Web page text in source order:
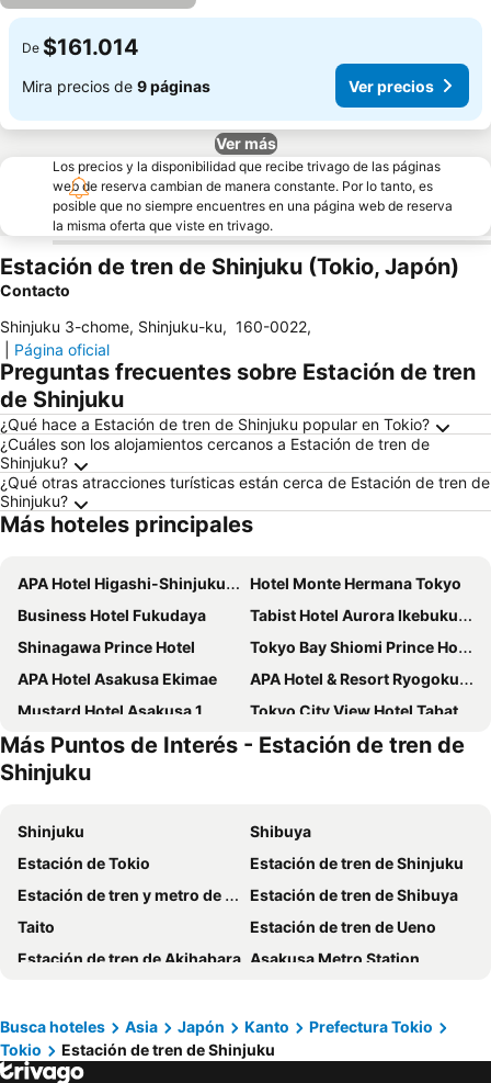
De $161.014
Mira precios de 9 páginas Ver precios
Ver más
Los precios y la disponibilidad que recibe trivago de las páginas
web de reserva cambian de manera constante. Por lo tanto, es
posible que no siempre encuentres en una página web de reserva
la misma oferta que viste en trivago.
Estación de tren de Shinjuku (Tokio, Japón)
Contacto
Shinjuku 3-chome, Shinjuku-ku, 160-0022,
Página oficial
Preguntas frecuentes sobre Estación de tren
de Shinjuku
¿Qué hace a Estación de tren de Shinjuku popular en Tokio?
¿Cuáles son los alojamientos cercanos a Estación de tren de
Shinjuku?
¿Qué otras atracciones turísticas están cerca de Estación de tren de
Shinjuku?
Más hoteles principales
APA Hotel Higashi-Shinjuku Kabukicho
Hotel Monte Hermana Tokyo
Business Hotel Fukudaya
Tabist Hotel Aurora Ikebukuro
Shinagawa Prince Hotel
Tokyo Bay Shiomi Prince Hotel
APA Hotel Asakusa Ekimae
APA Hotel & Resort Ryogoku Ekimae Tower
Mustard Hotel Asakusa 1
Tokyo City View Hotel Tabata Station
Shinjuku Washington Hotel
HOTEL LiVEMAX Shinjuku Kabukicho
Juyoh Hotel
The Royal Park Hotel Tokyo Haneda
Shibuya Tobu Hotel
Sotetsu Fresa Inn Higashi Shinjuku
Shinjuku Granbell Hotel
Premier Hotel Cabin Shinjuku
APA hotel Asakusa Kaminarimon
Capsule Hotel Anshin Oyado Shinjuku
Shinjuku Kuyakusho-mae Capsule Hotel
LYURO Tokyo Kiyosumi by THE SHARE HOTELS
Hotel Monterey Hanzomon
Hotel Sunlite Shinjuku
APA Hotel Shinjuku Kabukicho Tower
Hotel East 21 Tokyo
Hotel LiVEMAX Ryogoku
Más Puntos de Interés - Estación de tren de
Shinjuku
Shinjuku
Shibuya
Estación de Tokio
Estación de tren de Shinjuku
Estación de tren y metro de Asakusa
Estación de tren de Shibuya
Taito
Estación de tren de Ueno
Estación de tren de Akihabara Asakusa Metro Station
Akihabara Metro Station
Shibuya Metro Station
Tokyo Metro Station
Ginza Metro Station
Busca hoteles Asia Japón Kanto
Prefectura Tokio
Tokio
Estación de tren de Shinjuku